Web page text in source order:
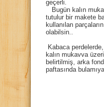
geçerli.
Bugün kalın
tutulur bir makete
kullanılan
olabilsin..
Kabaca
kalın mukavva
belirtilmiş, arka
paftasında